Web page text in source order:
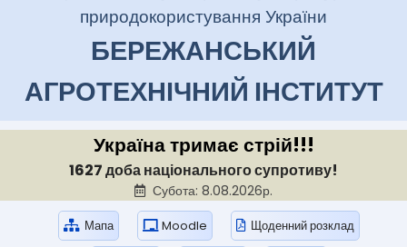
природокористування України
БЕРЕЖАНСЬКИЙ
АГРОТЕХНІЧНИЙ ІНСТИТУТ
Україна тримає стрій!!!
1627 доба національного супротиву!
Субота: 8.08.2026р.
Мапа Moodle Щоденний розклад